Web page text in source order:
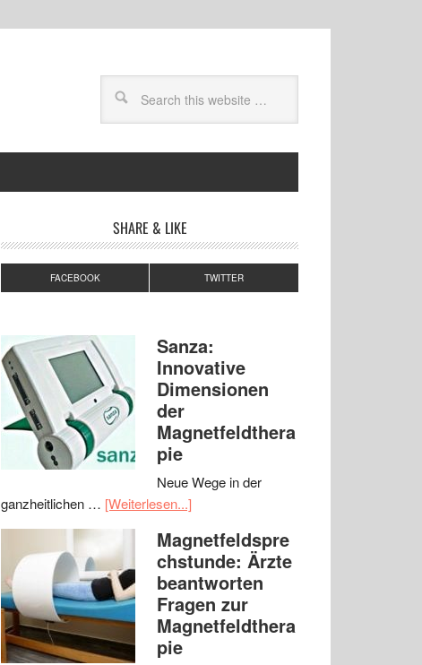
SHARE & LIKE
FACEBOOK TWITTER
Sanza:
Innovative
Dimensionen
der
Magnetfeldthera
pie
Neue Wege in der
ganzheitlichen … [Weiterlesen...]
Magnetfeldspre
chstunde: Ärzte
beantworten
Fragen zur
Magnetfeldthera
pie